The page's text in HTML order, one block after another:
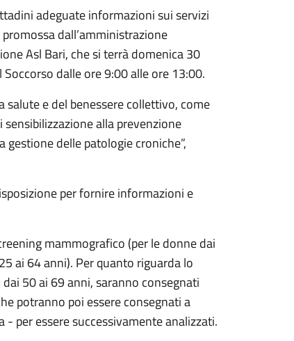
adeguate informazioni sui servizi
dall’amministrazione
Asl Bari, che si terrà domenica 30
dalle ore 9:00 alle ore 13:00.
salute e del benessere collettivo, come
alla prevenzione
delle patologie croniche”,
per fornire informazioni e
mammografico (per le donne dai
ai 64 anni). Per quanto riguarda lo
50 ai 69 anni, saranno consegnati
potranno poi essere consegnati a
per essere successivamente analizzati.